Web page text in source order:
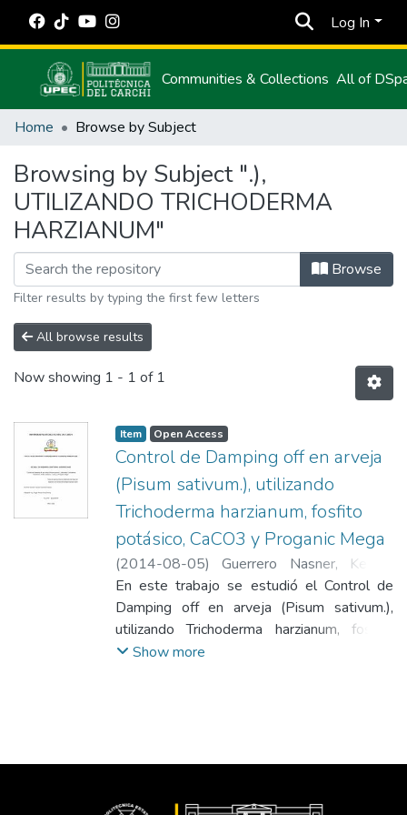
Log In
Communities & Collections All of
Home Browse by Subject
Browsing by Subject ".),
UTILIZANDO TRICHODERMA
HARZIANUM"
Browse
Filter results by typing the first few letters
All browse results
Now showing 1 - 1 of 1
Item Open Access
Control de Damping off en arveja
(Pisum sativum.), utilizando
Trichoderma harzianum, fosfito
potásico, CaCO3 y Proganic Mega
(2014-08-05)Guerrero Nasner, Kenedi
Yasman;Pozo Moina, Ángel Mesías;
Desarrollo Integral Agropecuario;
Universidad Politécnica Estatal del Carchi
En este trabajo se estudió el Control de
Damping off en arveja (Pisum sativum.),
utilizando Trichoderma harzianum, fosfito
potásico - CaCO3 y Proganic Mega, en
presentar cierta tolerancia al ataque de
Bloques Completamente al Azar el cual
Show more